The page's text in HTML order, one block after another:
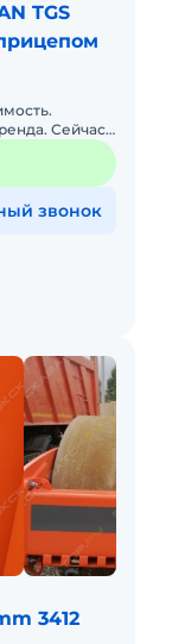
TGS
Сейчас
звонок
3412